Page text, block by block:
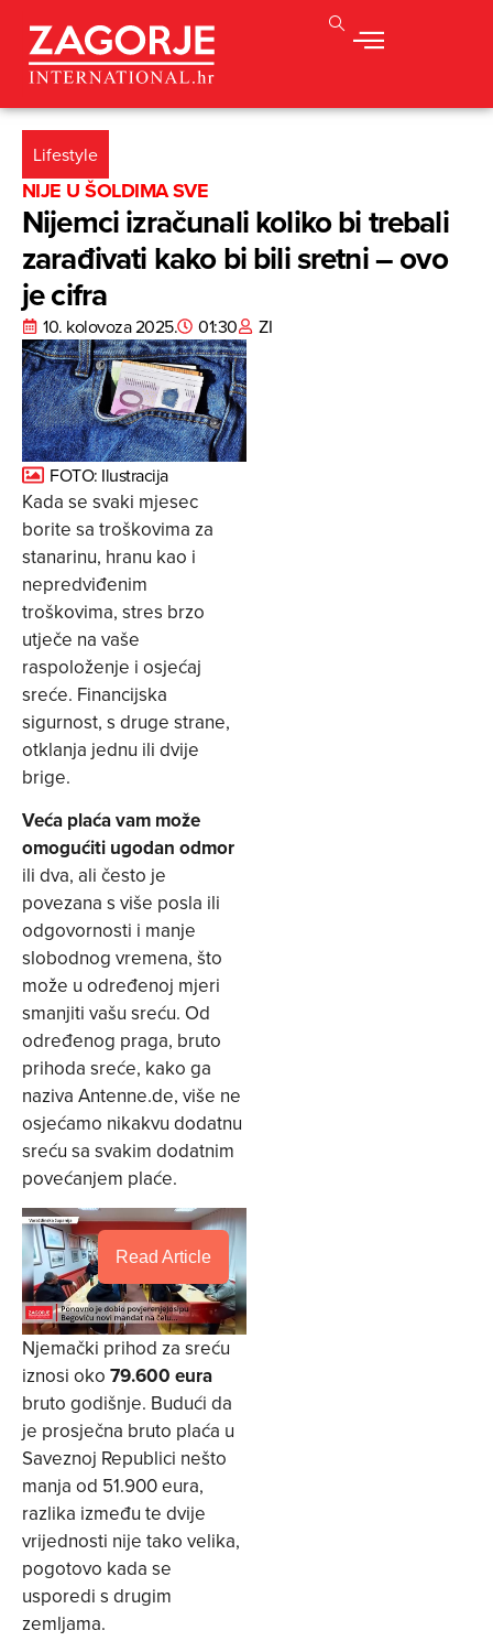
Lifestyle
NIJE U ŠOLDIMA SVE
Nijemci izračunali koliko bi trebali
zarađivati kako bi bili sretni – ovo
je cifra
10. kolovoza 2025. 01:30 ZI
FOTO: Ilustracija
Kada se svaki mjesec
borite sa troškovima za
stanarinu, hranu kao i
nepredviđenim
troškovima, stres brzo
utječe na vaše
raspoloženje i osjećaj
sreće. Financijska
sigurnost, s druge strane,
otklanja jednu ili dvije
brige.
Veća plaća vam može
omogućiti ugodan odmor
ili dva, ali često je
povezana s više posla ili
odgovornosti i manje
slobodnog vremena, što
može u određenoj mjeri
smanjiti vašu sreću. Od
određenog praga, bruto
prihoda sreće, kako ga
naziva Antenne.de, više ne
osjećamo nikakvu dodatnu
sreću sa svakim dodatnim
povećanjem plaće.
Read Article
Njemački prihod za sreću
iznosi oko 79.600 eura
bruto godišnje. Budući da
je prosječna bruto plaća u
Saveznoj Republici nešto
manja od 51.900 eura,
razlika između te dvije
vrijednosti nije tako velika,
pogotovo kada se
usporedi s drugim
zemljama.